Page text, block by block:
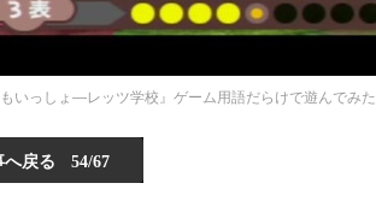
いっしょ―レッツ学校』ゲーム用語だらけで遊んでみた
へ戻る 54/67